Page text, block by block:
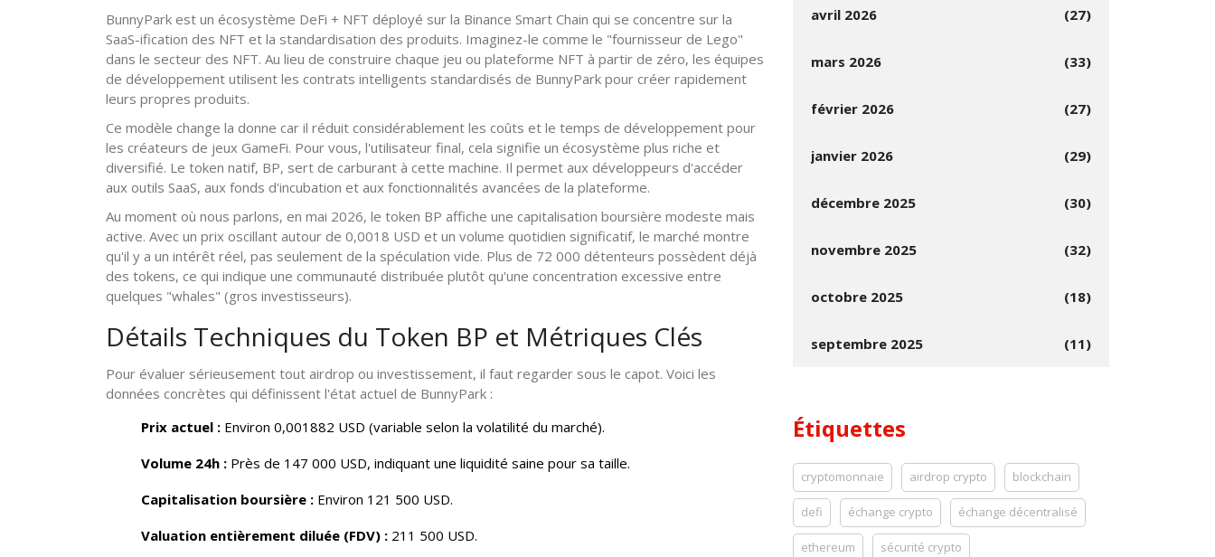
BunnyPark est un écosystème DeFi + NFT déployé sur la Binance Smart Chain qui se concentre sur la
SaaS-ification des NFT et la standardisation des produits. Imaginez-le comme le "fournisseur de Lego"
dans le secteur des NFT. Au lieu de construire chaque jeu ou plateforme NFT à partir de zéro, les équipes
de développement utilisent les contrats intelligents standardisés de BunnyPark pour créer rapidement
leurs propres produits.
Ce modèle change la donne car il réduit considérablement les coûts et le temps de développement pour
les créateurs de jeux GameFi. Pour vous, l'utilisateur final, cela signifie un écosystème plus riche et
diversifié. Le token natif, BP, sert de carburant à cette machine. Il permet aux développeurs d'accéder
aux outils SaaS, aux fonds d'incubation et aux fonctionnalités avancées de la plateforme.
Au moment où nous parlons, en mai 2026, le token BP affiche une capitalisation boursière modeste mais
active. Avec un prix oscillant autour de 0,0018 USD et un volume quotidien significatif, le marché montre
qu'il y a un intérêt réel, pas seulement de la spéculation vide. Plus de 72 000 détenteurs possèdent déjà
des tokens, ce qui indique une communauté distribuée plutôt qu'une concentration excessive entre
quelques "whales" (gros investisseurs).
Détails Techniques du Token BP et Métriques Clés
Pour évaluer sérieusement tout airdrop ou investissement, il faut regarder sous le capot. Voici les
données concrètes qui définissent l'état actuel de BunnyPark :
Prix actuel : Environ 0,001882 USD (variable selon la volatilité du marché).
Volume 24h : Près de 147 000 USD, indiquant une liquidité saine pour sa taille.
Capitalisation boursière : Environ 121 500 USD.
Valuation entièrement diluée (FDV) : 211 500 USD.
avril 2026 (27)
mars 2026 (33)
février 2026 (27)
janvier 2026 (29)
décembre 2025 (30)
novembre 2025 (32)
octobre 2025 (18)
septembre 2025 (11)
Étiquettes
cryptomonnaie airdrop crypto blockchain
defi échange crypto échange décentralisé
ethereum sécurité crypto